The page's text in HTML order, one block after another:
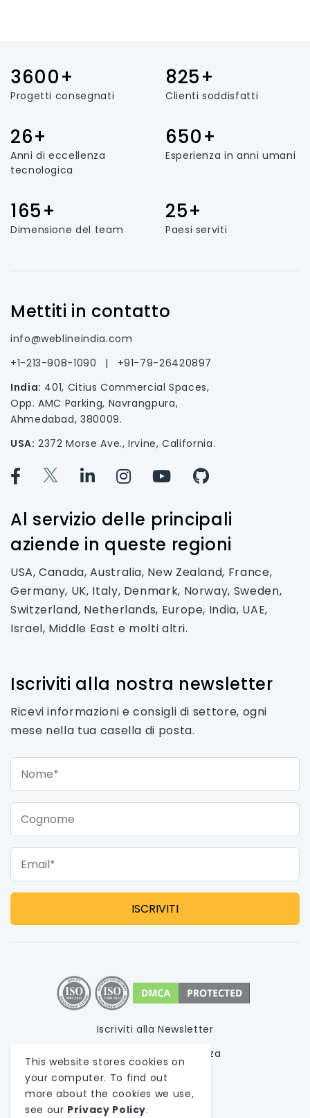
3600+
Progetti consegnati
825+
Clienti soddisfatti
26+
Anni di eccellenza
tecnologica
650+
Esperienza in anni umani
165+
Dimensione del team
25+
Paesi serviti
Mettiti in contatto
info@weblineindia.com
+1-213-908-1090
|
+91-79-26420897
India: 401, Citius Commercial Spaces,
Opp. AMC Parking, Navrangpura,
Ahmedabad, 380009.
USA: 2372 Morse Ave., Irvine, California.
Al servizio delle principali
aziende in queste regioni
USA, Canada, Australia, New Zealand, France,
Germany, UK, Italy, Denmark, Norway, Sweden,
Switzerland, Netherlands, Europe, India, UAE,
Israel, Middle East e molti altri.
Iscriviti alla nostra newsletter
Ricevi informazioni e consigli di settore, ogni
mese nella tua casella di posta.
Email*
Iscriviti alla Newsletter
politica sulla riservatezza
Termini di utilizzo
Mappa del sito
This website stores cookies on
your computer. To find out
more about the cookies we use,
see our Privacy Policy.